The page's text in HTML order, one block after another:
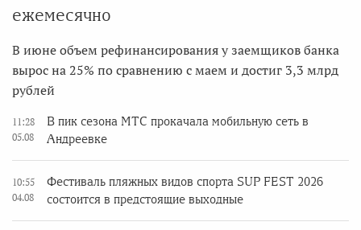
ежемесячно
В июне объем рефинансирования у заемщиков банка
вырос на 25% по сравнению с маем и достиг 3,3 млрд
рублей
11:28
05.08
В пик сезона МТС прокачала мобильную сеть в
Андреевке
10:55
04.08
Фестиваль пляжных видов спорта SUP FEST 2026
состоится в предстоящие выходные